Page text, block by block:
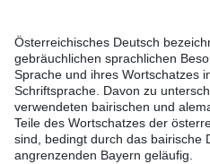
Österreichisches Deutsch
gebräuchlichen sprachlichen
Sprache und ihres Wortschatzes
Schriftsprache. Davon zu
verwendeten bairischen und
Teile des Wortschatzes der
sind, bedingt durch das bairische
angrenzenden Bayern geläufig.